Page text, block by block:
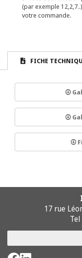
(par exemple
votre commande.
FICHE
17 rue
Tel